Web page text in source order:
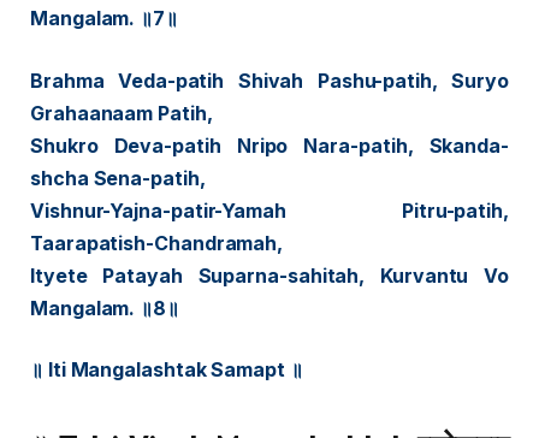
Mangalam. ॥7॥
Brahma Veda-patih Shivah Pashu-patih, Suryo
Grahaanaam Patih,
Shukro Deva-patih Nripo Nara-patih, Skanda-
shcha Sena-patih,
Vishnur-Yajna-patir-Yamah Pitru-patih,
Taarapatish-Chandramah,
Ityete Patayah Suparna-sahitah, Kurvantu Vo
Mangalam. ॥8॥
॥ Iti Mangalashtak Samapt ॥